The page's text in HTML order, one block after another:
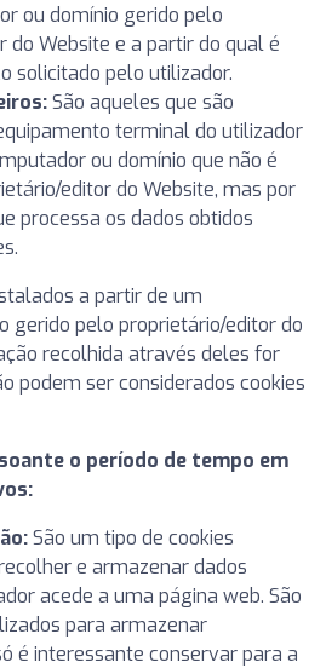
ou domínio gerido pelo
do Website e a partir do qual é
solicitado pelo utilizador.
São aqueles que são
terminal do utilizador
ou domínio que não é
editor do Website, mas por
processa os dados obtidos
a partir de um
gerido pelo proprietário/editor do
recolhida através deles for
podem ser considerados cookies
o período de tempo em
São um tipo de cookies
e armazenar dados
acede a uma página web. São
para armazenar
é interessante conservar para a